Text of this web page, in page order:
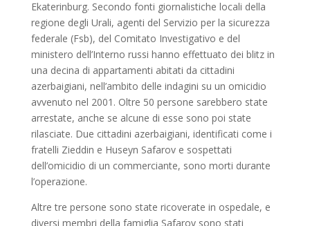
Ekaterinburg. Secondo fonti giornalistiche locali della
regione degli Urali, agenti del Servizio per la sicurezza
federale (Fsb), del Comitato Investigativo e del
ministero dell’Interno russi hanno effettuato dei blitz in
una decina di appartamenti abitati da cittadini
azerbaigiani, nell’ambito delle indagini su un omicidio
avvenuto nel 2001. Oltre 50 persone sarebbero state
arrestate, anche se alcune di esse sono poi state
rilasciate. Due cittadini azerbaigiani, identificati come i
fratelli Zieddin e Huseyn Safarov e sospettati
dell’omicidio di un commerciante, sono morti durante
l’operazione.
Altre tre persone sono state ricoverate in ospedale, e
diversi membri della famiglia Safarov sono stati